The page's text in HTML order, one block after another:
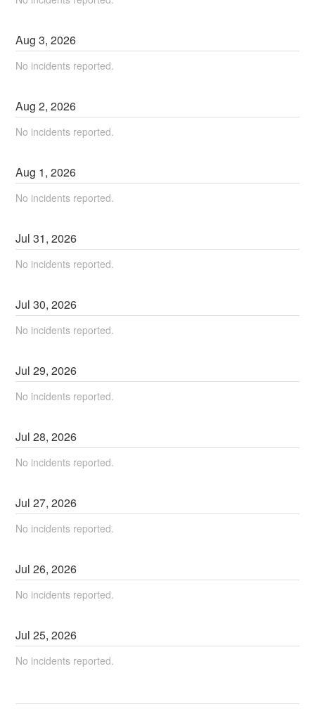
Aug3,2026
No incidents reported.
Aug2,2026
No incidents reported.
Aug 1,2026
No incidents reported.
Jul31,2026
No incidents reported.
Jul30,2026
No incidents reported.
Jul29,2026
No incidents reported.
Jul28,2026
No incidents reported.
Jul27,2026
No incidents reported.
Jul26,2026
No incidents reported.
Jul25,2026
No incidents reported.